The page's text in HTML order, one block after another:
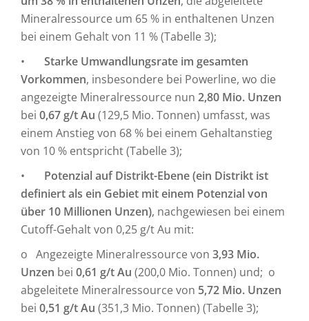
Mineralressource um 65 % in enthaltenen Unzen
bei einem Gehalt von 11 % (Tabelle 3);
• Starke Umwandlungsrate im gesamten
Vorkommen, insbesondere bei Powerline, wo die
angezeigte Mineralressource nun 2,80 Mio. Unzen
bei 0,67 g/t Au (129,5 Mio. Tonnen) umfasst, was
einem Anstieg von 68 % bei einem Gehaltanstieg
von 10 % entspricht (Tabelle 3);
• Potenzial auf Distrikt-Ebene (ein Distrikt ist
definiert als ein Gebiet mit einem Potenzial von
über 10 Millionen Unzen), nachgewiesen bei einem
Cutoff-Gehalt von 0,25 g/t Au mit:
o Angezeigte Mineralressource von 3,93 Mio.
Unzen bei 0,61 g/t Au (200,0 Mio. Tonnen) und; o
abgeleitete Mineralressource von 5,72 Mio. Unzen
bei 0,51 g/t Au (351,3 Mio. Tonnen) (Tabelle 3);